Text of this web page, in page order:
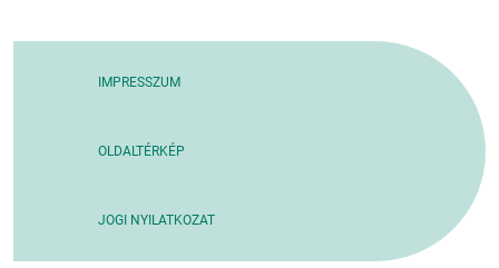
IMPRESSZUM
OLDALTÉRKÉP
JOGI NYILATKOZAT